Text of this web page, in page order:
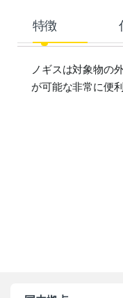
特徴
ノギスは対象物の
が可能な非常に便